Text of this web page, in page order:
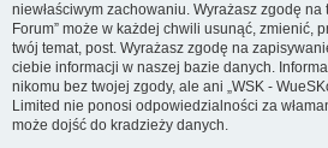
niewłaściwym zachowaniu. Wyrażasz zgodę na
Forum” może w każdej chwili usunąć, zmienić,
twój temat, post. Wyrażasz zgodę na
ciebie informacji w naszej bazie danych.
nikomu bez twojej zgody, ale ani „WSK -
Limited nie ponosi odpowiedzialności za
może dojść do kradzieży danych.